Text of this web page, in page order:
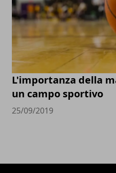
L'importanza della
un campo sportivo
25/09/2019